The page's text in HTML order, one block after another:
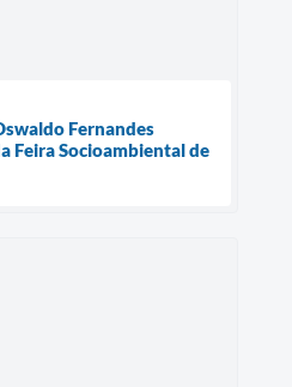
Fernandes
Feira Socioambiental de